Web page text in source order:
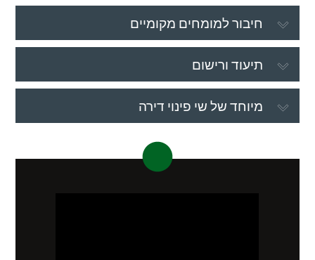
חיבור למומחים מקומיים
תיעוד ורישום
מיוחד של שי פינוי דירה